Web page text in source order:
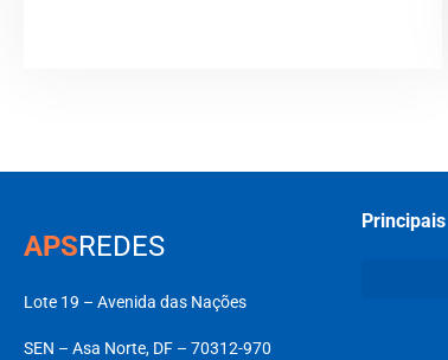
APSREDES
Lote 19 – Avenida das Nações
SEN – Asa Norte, DF – 70312-970
Principais